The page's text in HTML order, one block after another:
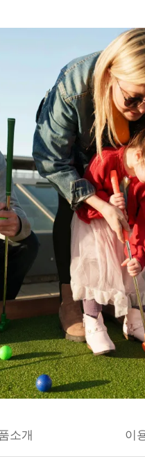
소개 이